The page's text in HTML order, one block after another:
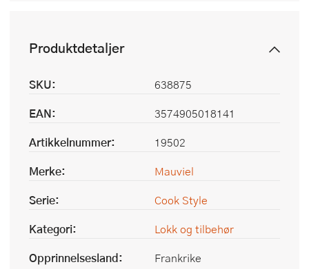
Produktdetaljer
SKU:
638875
EAN:
3574905018141
Artikkelnummer:
19502
Merke:
Mauviel
Serie:
Cook Style
Kategori:
Lokk og tilbehør
Opprinnelsesland:
Frankrike